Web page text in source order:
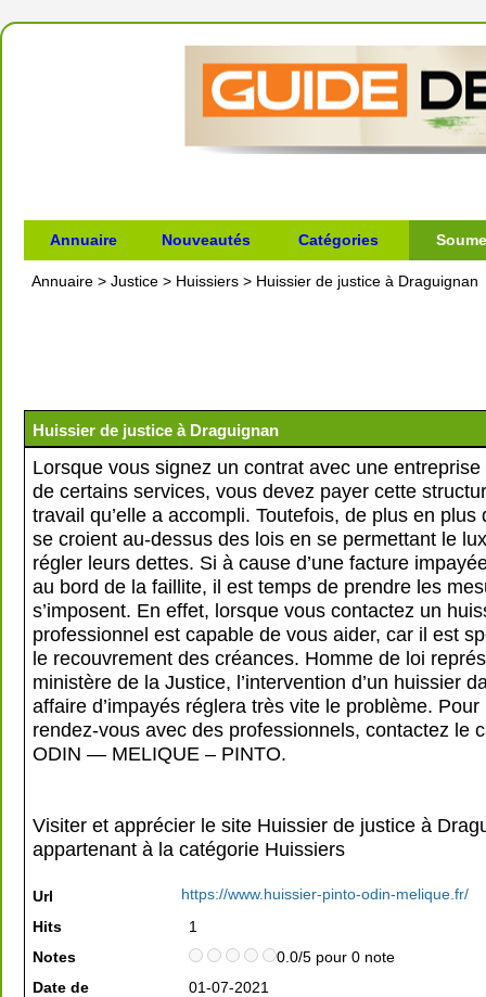
Annuaire Nouveautés Catégories
Annuaire > Justice > Huissiers > Huissier de justice à Draguignan
Huissier de justice à Draguignan
Lorsque vous signez un contrat avec une
de certains services, vous devez payer cette
travail qu’elle a accompli. Toutefois, de plus en plus
se croient au-dessus des lois en se permettant le
régler leurs dettes. Si à cause d’une facture
au bord de la faillite, il est temps de prendre les
s’imposent. En effet, lorsque vous contactez un
professionnel est capable de vous aider, car il est
le recouvrement des créances. Homme de loi
ministère de la Justice, l’intervention d’un huissier
affaire d’impayés réglera très vite le problème. Pour
rendez-vous avec des professionnels, contactez le
ODIN — MELIQUE – PINTO.
Visiter et apprécier le site Huissier de justice à
appartenant à la catégorie Huissiers
Url
https://www.huissier-pinto-odin-melique.fr/
Hits
1
Notes
0.0/5 pour 0 note
Date de
01-07-2021